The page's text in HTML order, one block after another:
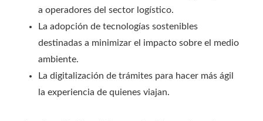
a operadores del sector logístico.
La adopción de tecnologías sostenibles
destinadas a minimizar el impacto sobre el medio
ambiente.
La digitalización de trámites para hacer más ágil
la experiencia de quienes viajan.